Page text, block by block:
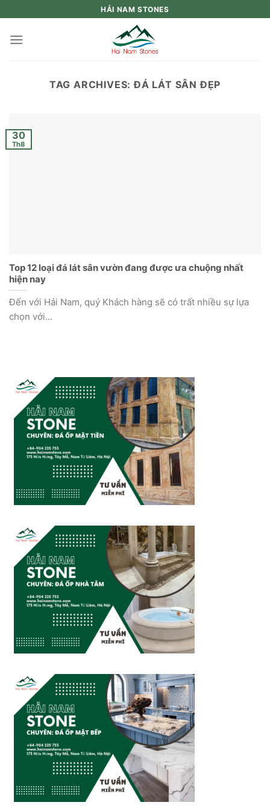
to
content
HẢI NAM STONES
TAG ARCHIVES:ĐÁ LÁT SÂN ĐẸP
Top 12 loại đá lát sân vườn đang được ưa chuộng nhất
hiện nay
Đến với Hải Nam, quý Khách hàng sẽ có trất nhiều sự lựa
chọn với...
30
Th8